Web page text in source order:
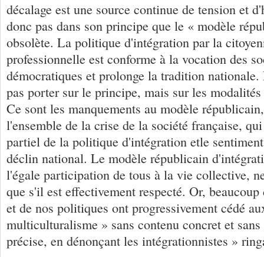
décalage est une source continue de tension et
donc pas dans son principe que le « modèle
obsolète. La politique d'intégration par la
professionnelle est conforme à la vocation des
démocratiques et prolonge la tradition
pas porter sur le principe, mais sur les
Ce sont les manquements au modèle
l'ensemble de la crise de la société française,
partiel de la politique d'intégration etle
déclin national. Le modèle républicain
l'égale participation de tous à la vie collective,
que s'il est effectivement respecté. Or,
et de nos politiques ont progressivement cédé
multiculturalisme » sans contenu concret et
précise, en dénonçant les intégrationnistes »